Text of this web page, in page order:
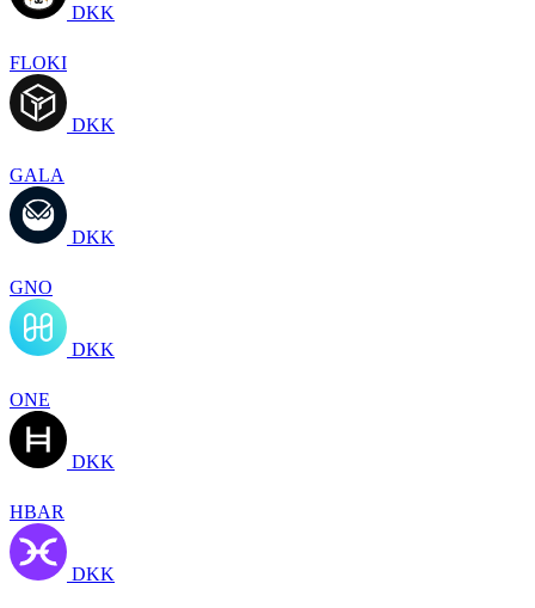
DKK
FLOKI
DKK
GALA
DKK
GNO
DKK
ONE
DKK
HBAR
DKK